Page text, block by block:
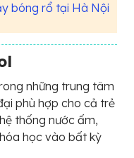
bóng rổ tại Hà Nội
những trung tâm
phù hợp cho cả trẻ
thống nước ấm,
học vào bất kỳ